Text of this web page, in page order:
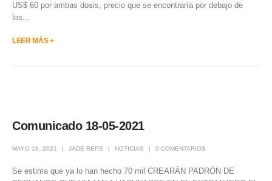
US$ 60 por ambas dosis, precio que se encontraría por debajo de
los...
LEER MÁS +
Comunicado 18-05-2021
MAYO 18, 2021 JADE REPS NOTICIAS 0 COMENTARIOS
Se estima que ya lo han hecho 70 mil CREARÁN PADRÓN DE